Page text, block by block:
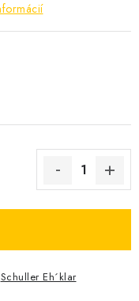
Schuller Eh´klar